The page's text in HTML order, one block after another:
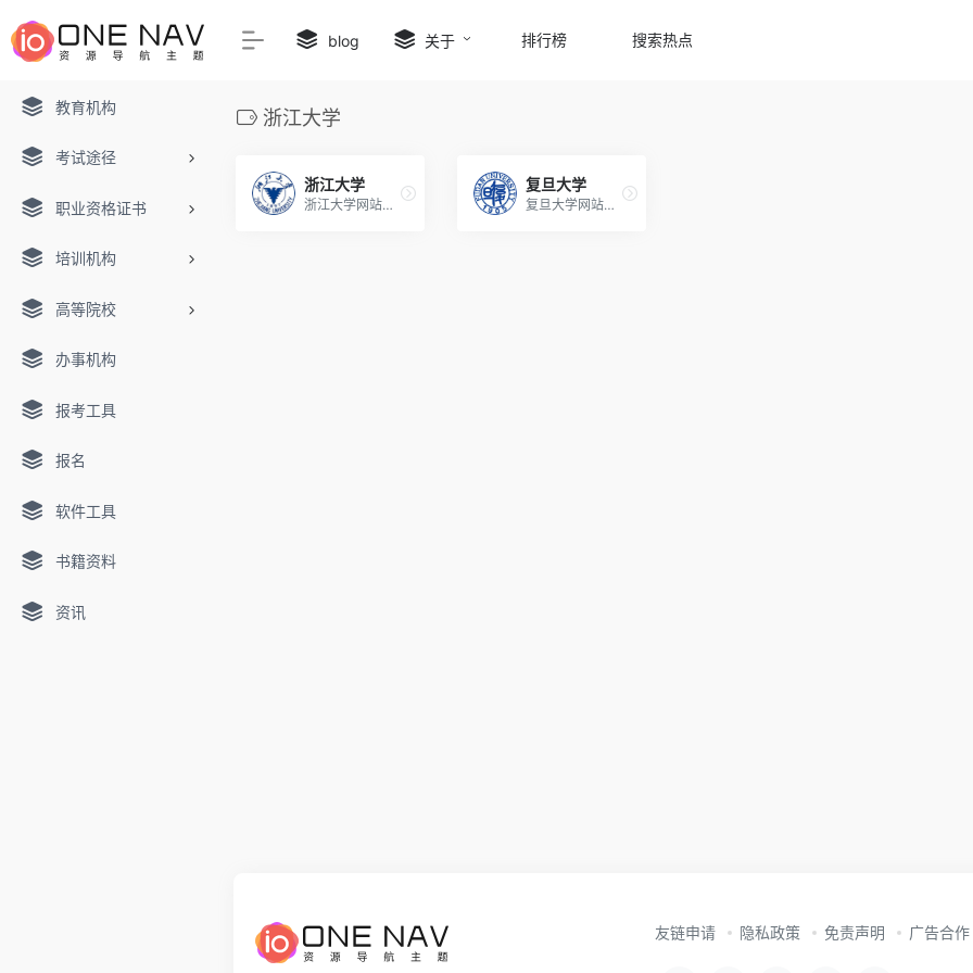
教育机构
考试途径
职业资格证书
培训机构
高等院校
办事机构
报考工具
报名
软件工具
书籍资料
资讯
blog 关于 排行榜 搜索热点
浙江大学
浙江大学
浙江大学网站内容主要包括学校概况、组织机构、师资队伍、学科建设、科学研究、人才培养、社会服务、国际交流等方面。
复旦大学
复旦大学网站内容主要包括学校概况、组织机构、师资队伍、学科建设、科学研究、人才培养、社会服务、国际交流等方面。
友链申请 隐私政策 免责声明 广告合作